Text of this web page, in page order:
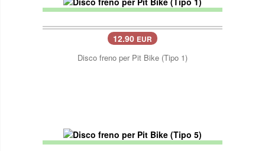
12.90 EUR
Disco freno per Pit Bike (Tipo 1)